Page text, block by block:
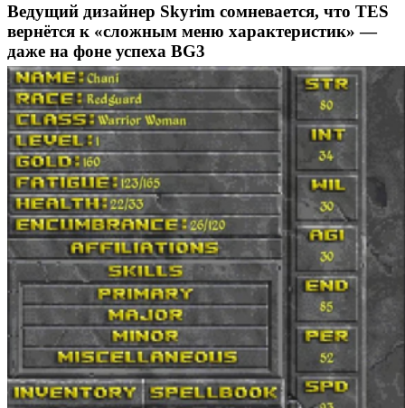
Ведущий дизайнер Skyrim сомневается, что TES
вернётся к «сложным меню характеристик» —
даже на фоне успеха BG3